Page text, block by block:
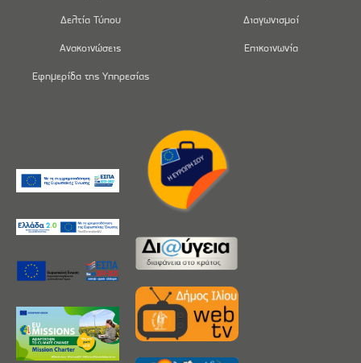
Δελτία Τύπου
Ανακοινώσεις
Εφημερίδα της Υπηρεσίας
Διαγωνισμοί
Επικοινωνία